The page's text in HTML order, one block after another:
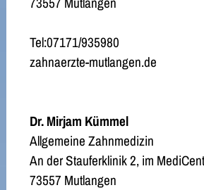
Tel:07171/935980
zahnaerzte-mutlangen.de
Dr. Mirjam Kümmel
Allgemeine Zahnmedizin
An der Stauferklinik 2, im
73557 Mutlangen